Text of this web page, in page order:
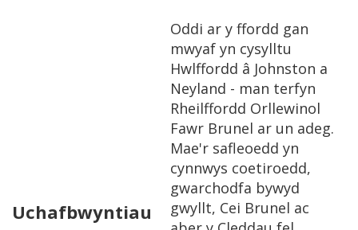
Uchafbwyntiau
Oddi ar y ffordd gan
mwyaf yn cysylltu
Hwlffordd â Johnston a
Neyland - man terfyn
Rheilffordd Orllewinol
Fawr Brunel ar un adeg.
Mae'r safleoedd yn
cynnwys coetiroedd,
gwarchodfa bywyd
gwyllt, Cei Brunel ac